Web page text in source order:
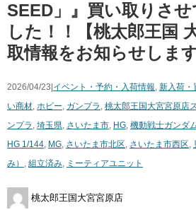
SEED」』買い取りさ
した！！【桃太郎王国
取情報をお知らせします
2026/04/23| イベント・予約・入荷情報, 新入荷・
い商材, ホビー, ガンプラ , 桃太郎王国大宮宮原店
ンプラ , 埼玉県, さいたま市, HG, 機動戦士ガンダ
HG 1/144, MG, さいたま市北区, さいたま市西区,
み） , 組立済み, ミーティアユニット
桃太郎王国大宮宮原店